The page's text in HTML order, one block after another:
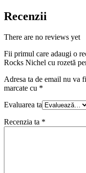
Recenzii
There are no reviews yet
Fii primul care adaugi o
Rocks Nichel cu rozetă
Adresa ta de email nu va
marcate cu *
Evaluarea ta
Recenzia ta *